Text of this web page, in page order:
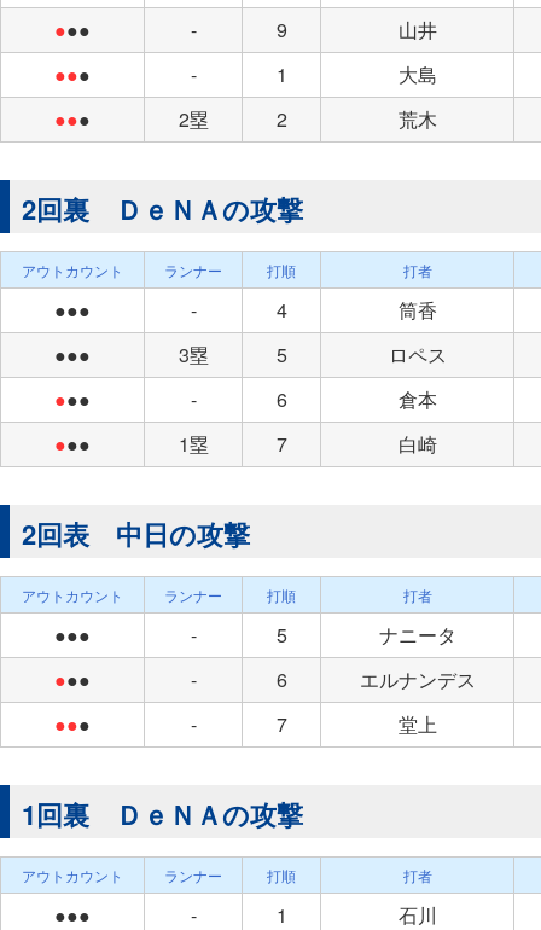
●●● - 9
山井
●●● - 1
大島
●●● 2塁 2 荒木
2回裏 ＤｅＮＡの攻撃
アウトカウント ランナー 打順 打者
●●● - 4
筒香
●●●
3塁 5
ロペス
●●● - 6
倉本
●●● 1塁 7 白崎
2回表 中日の攻撃
アウトカウント ランナー 打順 打者
●●● - 5
ナニータ
●●● - 6
エルナンデス
●●● - 7 堂上
1回裏 ＤｅＮＡの攻撃
アウトカウント ランナー 打順 打者
●●● - 1
石川